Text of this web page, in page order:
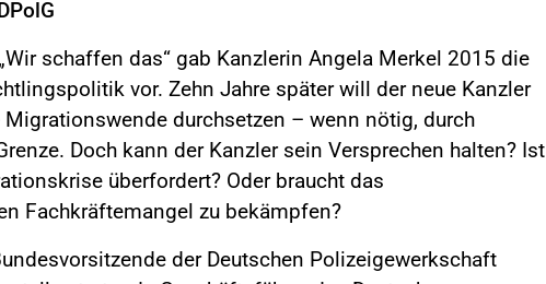
schaffen das“ gab Kanzlerin Angela Merkel 2015 die
vor. Zehn Jahre später will der neue Kanzler
Migrationswende durchsetzen – wenn nötig, durch
Doch kann der Kanzler sein Versprechen halten? Ist
überfordert? Oder braucht das
Fachkräftemangel zu bekämpfen?
der Deutschen Polizeigewerkschaft